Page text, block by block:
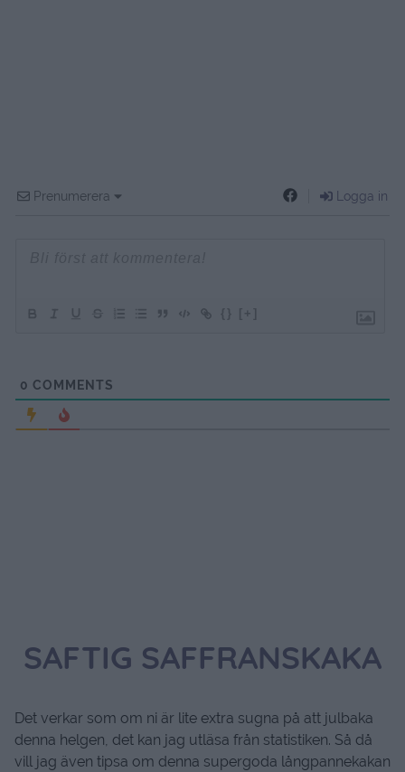
Prenumerera Logga in
{} [+]
0 COMMENTS
SAFTIG SAFFRANSKAKA
Det verkar som om ni är lite extra sugna på att julbaka
denna helgen, det kan jag utläsa från statistiken. Så då
vill jag även tipsa om denna supergoda långpannekakan